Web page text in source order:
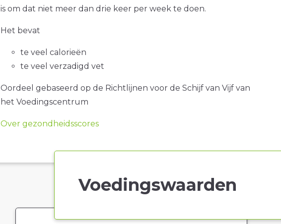
is om dat niet meer dan drie keer per week te doen.
Het bevat
te veel calorieën
te veel verzadigd vet
Oordeel gebaseerd op de Richtlijnen voor de Schijf van Vijf van
het Voedingscentrum
Over gezondheidsscores
Voedingswaarden